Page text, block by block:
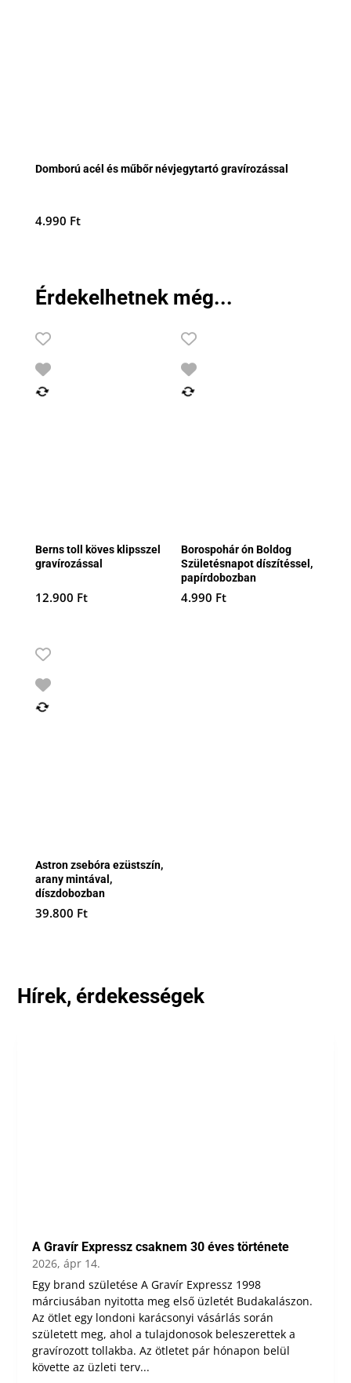
Domború acél és műbőr névjegytartó gravírozással
4.990 Ft
Érdekelhetnek még...
Berns toll köves klipsszel
gravírozással
12.900 Ft
Borospohár ón Boldog
Születésnapot díszítéssel,
papírdobozban
4.990 Ft
Astron zsebóra ezüstszín,
arany mintával,
díszdobozban
39.800 Ft
Hírek, érdekességek
A Gravír Expressz csaknem 30 éves története
2026, ápr 14.
Egy brand születése A Gravír Expressz 1998
márciusában nyitotta meg első üzletét Budakalászon.
Az ötlet egy londoni karácsonyi vásárlás során
született meg, ahol a tulajdonosok beleszerettek a
gravírozott tollakba. Az ötletet pár hónapon belül
követte az üzleti terv...